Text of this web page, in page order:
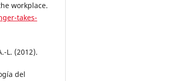
workplace.
takes-
L. (2012).
del